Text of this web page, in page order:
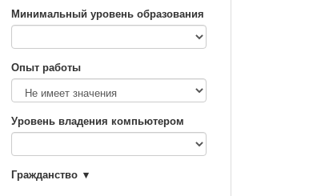
Минимальный уровень образования
Опыт работы
Уровень владения компьютером
Гражданство